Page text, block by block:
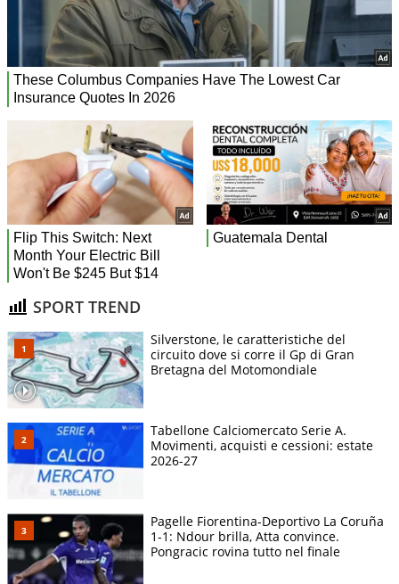
SPORT TREND
Silverstone, le caratteristiche del
circuito dove si corre il Gp di Gran
Bretagna del Motomondiale
Tabellone Calciomercato Serie A.
Movimenti, acquisti e cessioni: estate
2026-27
Pagelle Fiorentina-Deportivo La Coruña
1-1: Ndour brilla, Atta convince.
Pongracic rovina tutto nel finale